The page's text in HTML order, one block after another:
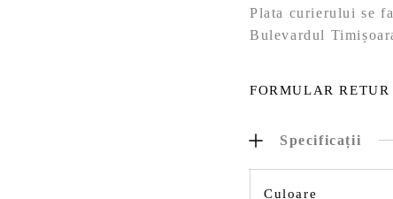
Plata curierului se
Bulevardul
FORMULAR RETUR
Specificații
Culoare